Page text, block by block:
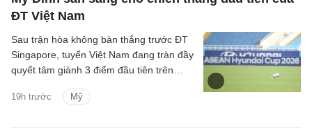
ĐT Việt Nam
19h trước Mỹ
Sau trận hòa không bàn thắng trước ĐT
Singapore, tuyển Việt Nam đang tràn đầy
quyết tâm giành 3 điểm đầu tiên trên